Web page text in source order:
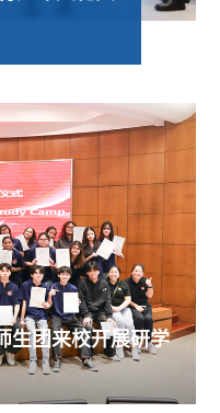
生团来校开展研学